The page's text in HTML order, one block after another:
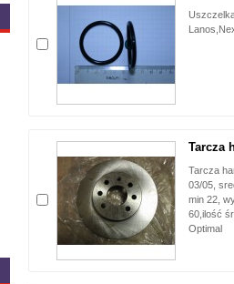
Tarcza
Tarcza
03/05,
min 22,
60,ilość
Optimal